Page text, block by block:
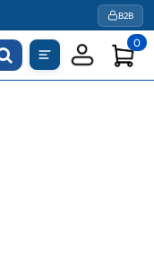
B2B
0